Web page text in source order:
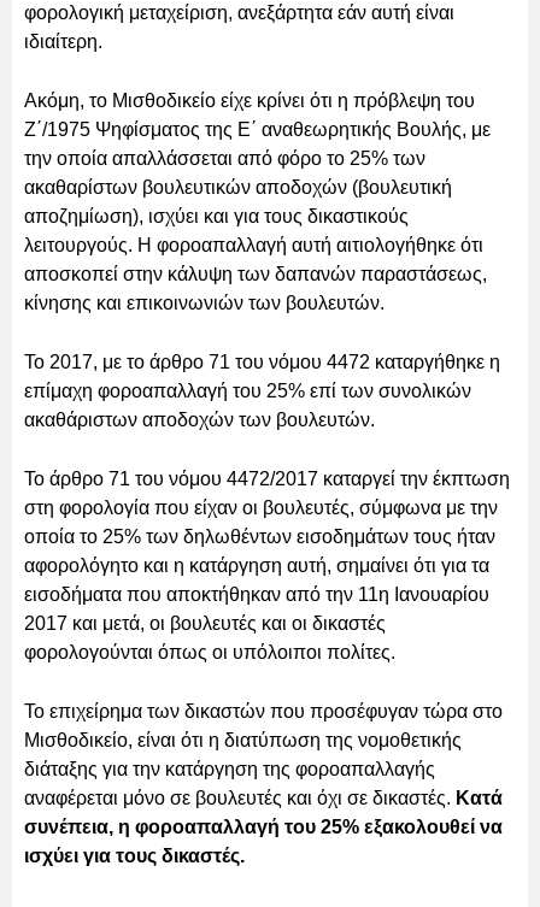
φορολογική μεταχείριση, ανεξάρτητα εάν αυτή είναι
ιδιαίτερη.
Ακόμη, το Μισθοδικείο είχε κρίνει ότι η πρόβλεψη του
Ζ΄/1975 Ψηφίσματος της Ε΄ αναθεωρητικής Βουλής, με
την οποία απαλλάσσεται από φόρο το 25% των
ακαθαρίστων βουλευτικών αποδοχών (βουλευτική
αποζημίωση), ισχύει και για τους δικαστικούς
λειτουργούς. Η φοροαπαλλαγή αυτή αιτιολογήθηκε ότι
αποσκοπεί στην κάλυψη των δαπανών παραστάσεως,
κίνησης και επικοινωνιών των βουλευτών.
Το 2017, με το άρθρο 71 του νόμου 4472 καταργήθηκε η
επίμαχη φοροαπαλλαγή του 25% επί των συνολικών
ακαθάριστων αποδοχών των βουλευτών.
Το άρθρο 71 του νόμου 4472/2017 καταργεί την έκπτωση
στη φορολογία που είχαν οι βουλευτές, σύμφωνα με την
οποία το 25% των δηλωθέντων εισοδημάτων τους ήταν
αφορολόγητο και η κατάργηση αυτή, σημαίνει ότι για τα
εισοδήματα που αποκτήθηκαν από την 11η Ιανουαρίου
2017 και μετά, οι βουλευτές και οι δικαστές
φορολογούνται όπως οι υπόλοιποι πολίτες.
Το επιχείρημα των δικαστών που προσέφυγαν τώρα στο
Μισθοδικείο, είναι ότι η διατύπωση της νομοθετικής
διάταξης για την κατάργηση της φοροαπαλλαγής
αναφέρεται μόνο σε βουλευτές και όχι σε δικαστές. Κατά
συνέπεια, η φοροαπαλλαγή του 25% εξακολουθεί να
ισχύει για τους δικαστές.